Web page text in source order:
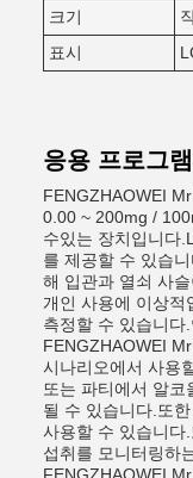
크기
표시
응용 프로그
FENGZHAOWEI
0.00 ~ 200mg /
수있는 장치입니다
를 제공할 수 있습
해 입관과 열쇠 사
개인 사용에 이상적
측정할 수 있습니다
FENGZHAOWEI
시나리오에서 사용
또는 파티에서 알코
될 수 있습니다.또
사용할 수 있습니다
섭취를 모니터링하